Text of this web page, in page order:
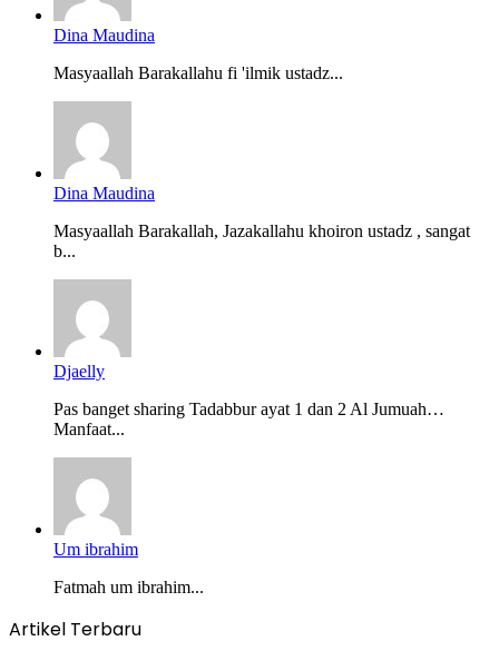
Dina Maudina
Masyaallah Barakallahu fi 'ilmik ustadz...
Dina Maudina
Masyaallah Barakallah, Jazakallahu khoiron ustadz , sangat
b...
Djaelly
Pas banget sharing Tadabbur ayat 1 dan 2 Al Jumuah…
Manfaat...
Um ibrahim
Fatmah um ibrahim...
Artikel Terbaru